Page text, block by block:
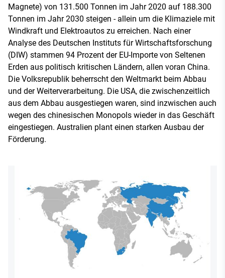
Magnete) von 131.500 Tonnen im Jahr 2020 auf 188.300
Tonnen im Jahr 2030 steigen - allein um die Klimaziele mit
Windkraft und Elektroautos zu erreichen. Nach einer
Analyse des Deutschen Instituts für Wirtschaftsforschung
(DIW) stammen 94 Prozent der EU-Importe von Seltenen
Erden aus politisch kritischen Ländern, allen voran China.
Die Volksrepublik beherrscht den Weltmarkt beim Abbau
und der Weiterverarbeitung. Die USA, die zwischenzeitlich
aus dem Abbau ausgestiegen waren, sind inzwischen auch
wegen des chinesischen Monopols wieder in das Geschäft
eingestiegen. Australien plant einen starken Ausbau der
Förderung.